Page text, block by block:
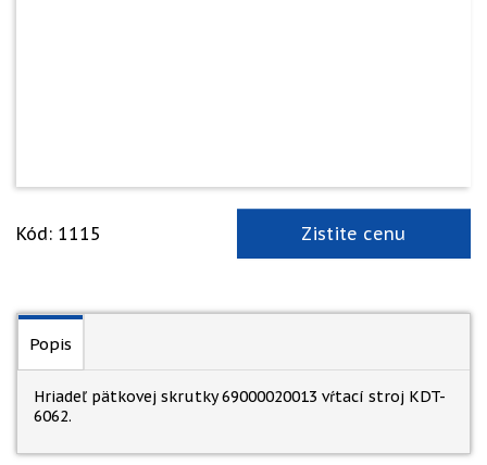
Kód: 1115 Zistite cenu
Popis
Hriadeľ pätkovej skrutky 69000020013 vŕtací stroj KDT-
6062.